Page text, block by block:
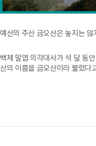
예산의 주산 금오산은 높지는
백제 말엽 의각대사가 석 달 동
산의 이름을 금오산이라 불렀다